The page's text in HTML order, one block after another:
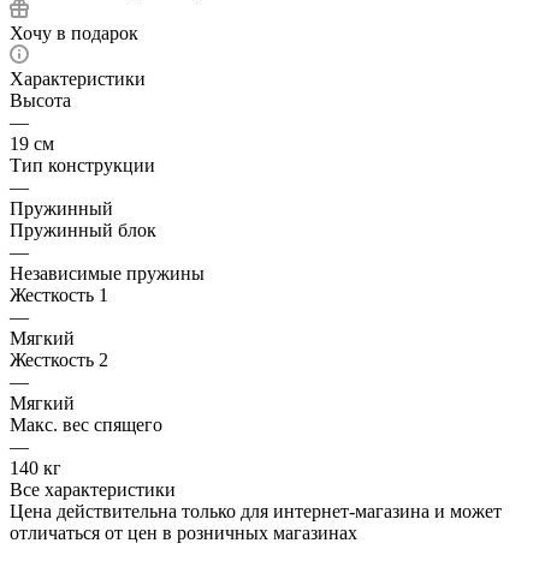
Хочу в подарок
Характеристики
Высота
—
19 см
Тип конструкции
—
Пружинный
Пружинный блок
—
Независимые пружины
Жесткость 1
—
Мягкий
Жесткость 2
—
Мягкий
Макс. вес спящего
—
140 кг
Все характеристики
Цена действительна только для интернет-магазина и может
отличаться от цен в розничных магазинах